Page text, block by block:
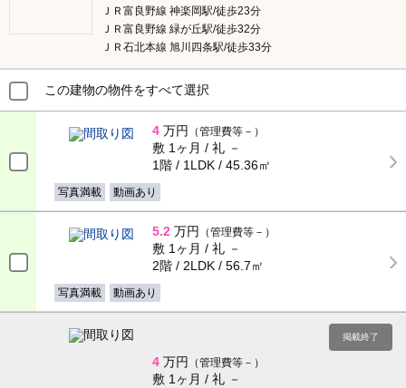
ＪＲ富良野線 神楽岡駅/徒歩23分
ＪＲ富良野線 緑が丘駅/徒歩32分
ＪＲ石北本線 旭川四条駅/徒歩33分
この建物の物件をすべて選択
4 万円 （管理費等－）
敷 1ヶ月 / 礼 －
1階 / 1LDK / 45.36㎡
写真満載 動画あり
5.2 万円 （管理費等－）
敷 1ヶ月 / 礼 －
2階 / 2LDK / 56.7㎡
写真満載 動画あり
掲載終了
4 万円 （管理費等－）
敷 1ヶ月 / 礼 －